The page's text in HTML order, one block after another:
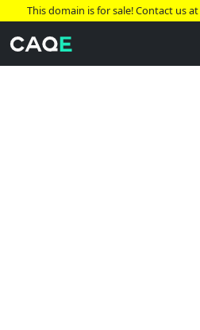
This domain is for sale! Contact us at